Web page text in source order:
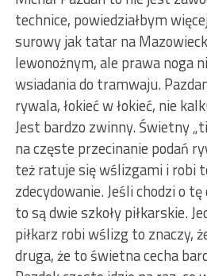
technice, powiedziałbym
surowy jak tatar na
lewonożnym, ale prawa noga
wsiadania do tramwaju.
rywala, łokieć w łokieć, nie
Jest bardzo zwinny. Świetny
na częste przecinanie podań
też ratuje się wślizgami i robi
zdecydowanie. Jeśli chodzi o
to są dwie szkoły piłkarskie.
piłkarz robi wślizg to znaczy,
druga, że to świetna cecha